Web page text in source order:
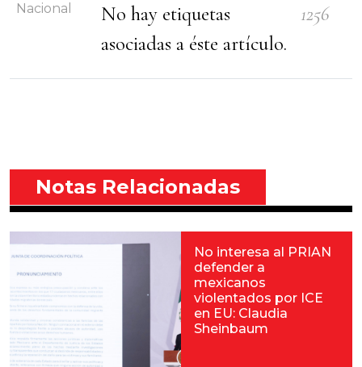
Nacional
No hay etiquetas
asociadas a éste artículo.
1256
Notas Relacionadas
No interesa al PRIAN
defender a
mexicanos
violentados por ICE
en EU: Claudia
Sheinbaum